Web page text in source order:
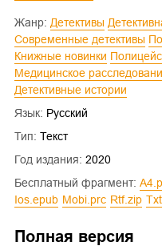
Жанр: Детективы
Современные детективы
Книжные новинки
Медицинское
Детективные истории
Язык: Русский
Тип: Текст
Год издания: 2020
Бесплатный фрагмент:
ios.epub
mobi.prc rtf.zip txt
Полная версия